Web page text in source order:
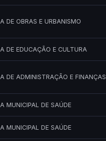
DE OBRAS E URBANISMO
DE EDUCAÇÃO E CULTURA
DE ADMINISTRAÇÃO E FINANÇAS
MUNICIPAL DE SAÚDE
MUNICIPAL DE SAÚDE